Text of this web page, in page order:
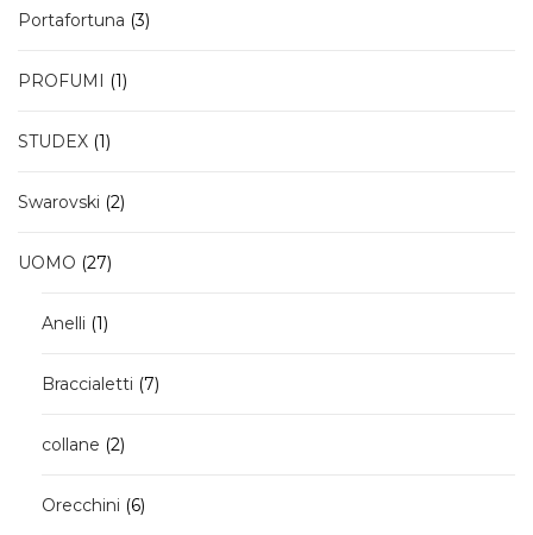
Portafortuna 33
PROFUMI
11
STUDEX 11
Swarovski 22
UOMO 2727
Anelli 11
Braccialetti 77
collane 22
Orecchini
66